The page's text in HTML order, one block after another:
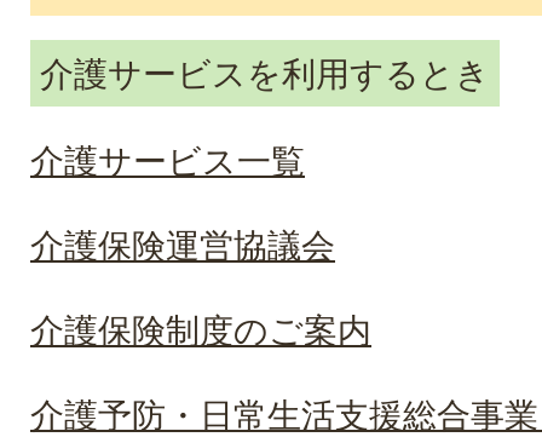
介護サービスを利用するとき
介護サービス一覧
介護保険運営協議会
介護保険制度のご案内
介護予防・日常生活支援総合事